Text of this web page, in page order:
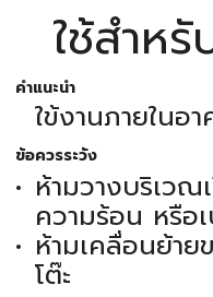
ใช้สำห
คำแนะนำ
ใข้งานภายในอา
ข้อควรระวัง
ห้ามวางบริเว
ความร้อน หรือ
ห้ามเคลื่อนย้า
โต๊ะ